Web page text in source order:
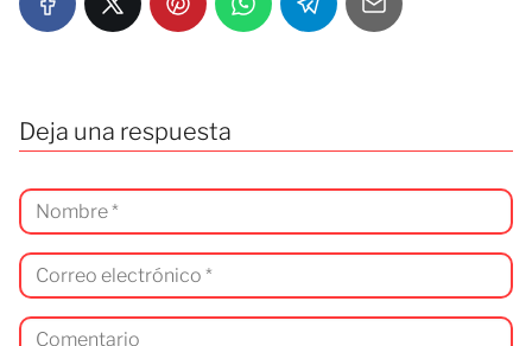
Deja una respuesta